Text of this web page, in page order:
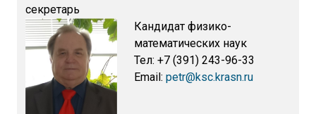
секретарь
Кандидат физико-
математических наук
Тел: +7 (391) 243-96-33
Email: petr@ksc.krasn.ru